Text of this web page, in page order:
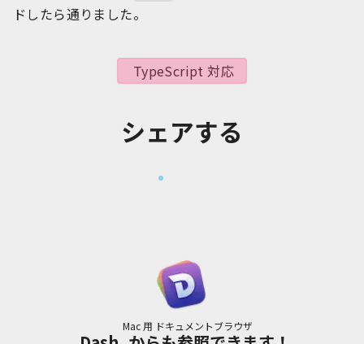
ドしたら通りました。
TypeScript 対応
シェアする
Mac 用 ドキュメントブラウザ